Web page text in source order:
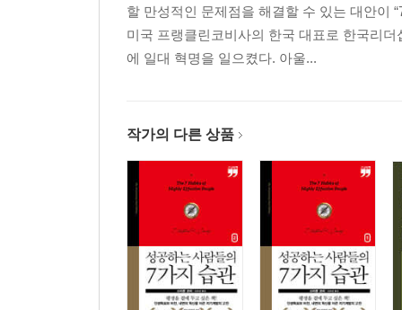
종합적 사고를 하라
오른쪽 뇌 개발을 위한 두 가지 방법
역할과 목표의 확인
습관 2의 적용을 위한 제언
습관 3 소중한 것을 먼저 하라
시간관리의 네 가지 세대
제2사분면
"못한다"라고 말할 수 있는 용기
제2사분면으로의 이동
할 만성적인 문제점을 해결할 수 있는 대안이
미국 프랭클린코비사의 한국 대표로 한국리
에 일대 혁명을 일으켰다. 아울...
작가의 다른 상품